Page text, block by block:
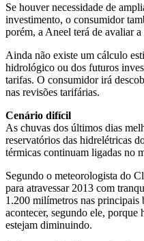
Se houver necessidade de
investimento, o consumidor
porém, a Aneel terá de avaliar
Ainda não existe um cálculo
hidrológico ou dos futuros
tarifas. O consumidor irá
nas revisões tarifárias.
Cenário difícil
As chuvas dos últimos dias
reservatórios das hidrelétricas
térmicas continuam ligadas no
Segundo o meteorologista do
para atravessar 2013 com
1.200 milímetros nas principais
acontecer, segundo ele, porque
estejam diminuindo.